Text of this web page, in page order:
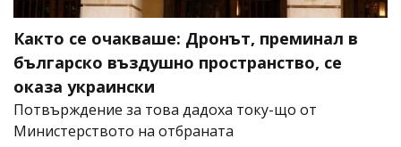
Както се очакваше: Дронът, преминал в
българско въздушно пространство, се
оказа украински
Потвърждение за това дадоха току-що от
Министерството на отбраната